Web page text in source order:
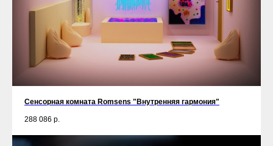
Сенсорная комната Romsens "Внутренняя гармония"
288 086 р.